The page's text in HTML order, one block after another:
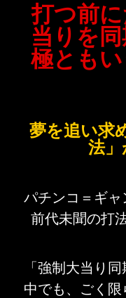
打つ前
当りを
極とも
夢を追い求
法」
パチンコ＝ギ
前代未聞の打
「強制大当り
中でも、ごく